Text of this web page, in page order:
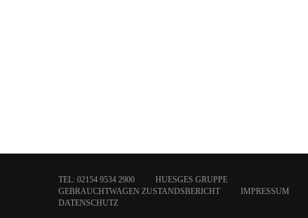
TEL: 02154 9534 2900
HUESGES GRUPPE
GEBRAUCHTWAGEN ZUSTANDSBERICHT
IMPRESSUM
DATENSCHUTZ